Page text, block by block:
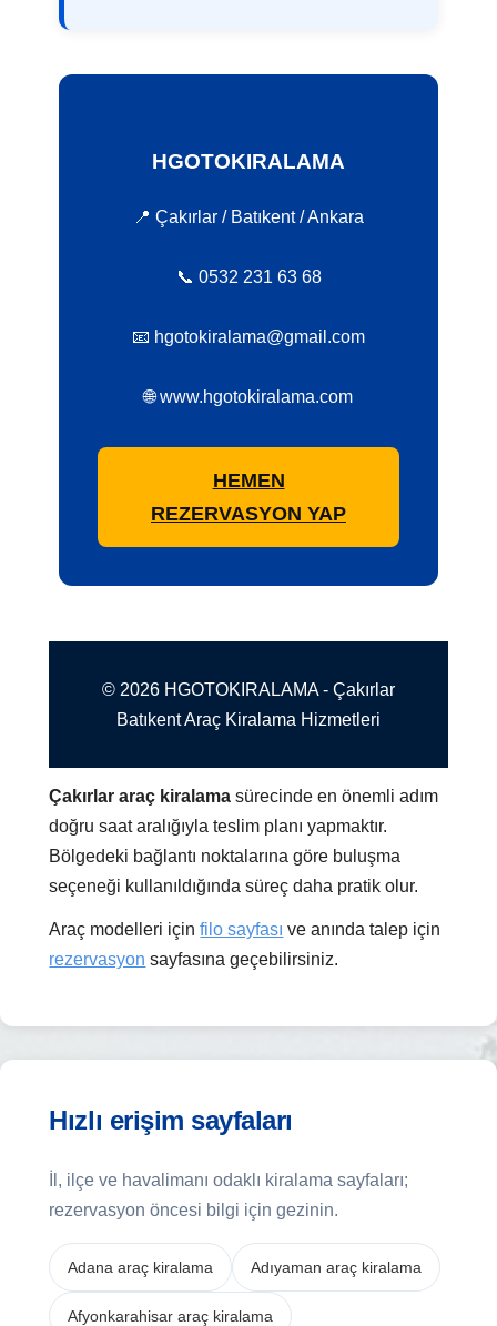
HGOTOKIRALAMA
📍 Çakırlar / Batıkent / Ankara
📞 0532 231 63 68
📧 hgotokiralama@gmail.com
🌐 www.hgotokiralama.com
HEMEN
REZERVASYON YAP
© 2026 HGOTOKIRALAMA - Çakırlar
Batıkent Araç Kiralama Hizmetleri
Çakırlar araç kiralama sürecinde en önemli adım
doğru saat aralığıyla teslim planı yapmaktır.
Bölgedeki bağlantı noktalarına göre buluşma
seçeneği kullanıldığında süreç daha pratik olur.
Araç modelleri içinfilo sayfası ve anında talep için
rezervasyon sayfasına geçebilirsiniz.
Hızlı erişim sayfaları
İl, ilçe ve havalimanı odaklı kiralama sayfaları;
rezervasyon öncesi bilgi için gezinin.
Adana araç kiralama Adıyaman araç kiralama
Afyonkarahisar araç kiralama